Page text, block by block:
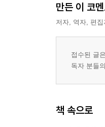
만든 이 코
저자, 역자, 편
접수된 글
독자 분들
책 속으로